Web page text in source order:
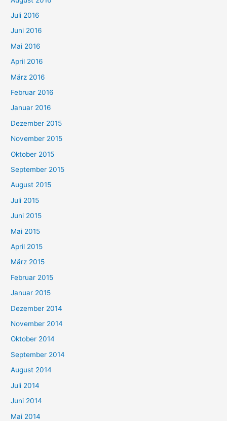
Juli 2016
Juni 2016
Mai 2016
April 2016
März 2016
Februar 2016
Januar 2016
Dezember 2015
November 2015
Oktober 2015
September 2015
August 2015
Juli 2015
Juni 2015
Mai 2015
April 2015
März 2015
Februar 2015
Januar 2015
Dezember 2014
November 2014
Oktober 2014
September 2014
August 2014
Juli 2014
Juni 2014
Mai 2014